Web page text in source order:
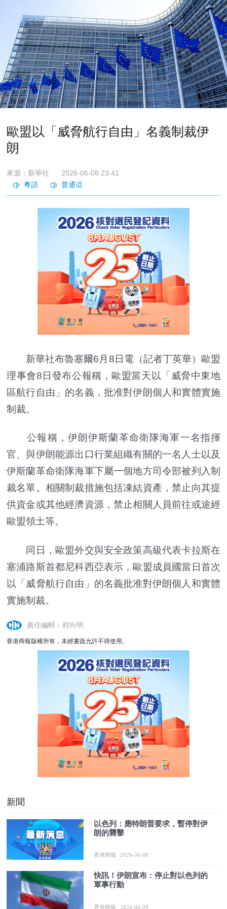
歐盟以「威脅航行自由」名義制裁伊
朗
來源：新華社 2026-06-08 23:41
新華社布魯塞爾6月8日電（記者丁英華）歐盟
理事會8日發布公報稱，歐盟當天以「威脅中東地
區航行自由」的名義，批准對伊朗個人和實體實施
制裁。
公報稱，伊朗伊斯蘭革命衛隊海軍一名指揮
官、與伊朗能源出口行業組織有關的一名人士以及
伊斯蘭革命衛隊海軍下屬一個地方司令部被列入制
裁名單。相關制裁措施包括凍結資產，禁止向其提
供資金或其他經濟資源，禁止相關人員前往或途經
歐盟領土等。
同日，歐盟外交與安全政策高級代表卡拉斯在
塞浦路斯首都尼科西亞表示，歐盟成員國當日首次
以「威脅航行自由」的名義批准對伊朗個人和實體
實施制裁。
責任編輯：程向明
香港商報版權所有，未經書面允許不得使用。
新聞
以色列：應特朗普要求，暫停對伊
朗的襲擊
香港商報 2026-06-08
快訊！伊朗宣布：停止對以色列的
軍事行動
香港商報 2026-06-08